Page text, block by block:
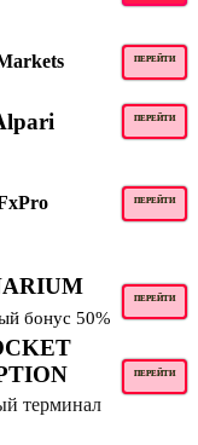
ПЕРЕЙТИ
ПЕРЕЙТИ
ПЕРЕЙТИ
ПЕРЕЙТИ
бонус 50%
ПЕРЕЙТИ
терминал